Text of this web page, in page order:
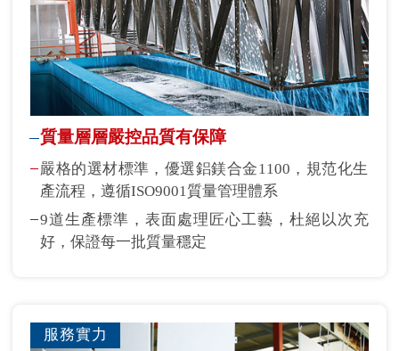
質量層層嚴控品質有保障
嚴格的選材標準，優選鋁鎂合金1100，規范化生
產流程，遵循ISO9001質量管理體系
9道生產標準，表面處理匠心工藝，杜絕以次充
好，保證每一批質量穩定
服務實力